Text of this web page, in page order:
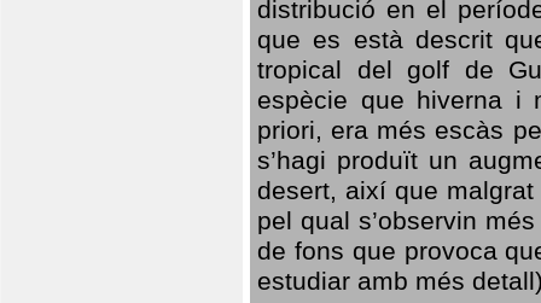
distribució en el
que es està descrit
tropical del golf de
espècie que hiverna i
priori, era més escàs
s’hagi produït un
desert, així que
pel qual s’observin
de fons que provoca
estudiar amb més